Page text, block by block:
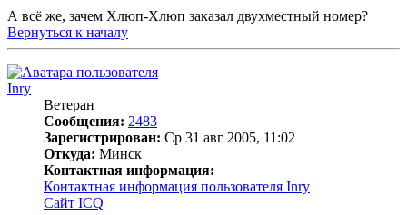
А всё же, зачем Хлюп-Хлюп заказал двухместный номер?
Вернуться к началу
Inry
Ветеран
Сообщения: 2483
Зарегистрирован: Ср 31 авг 2005, 11:02
Откуда: Минск
Контактная информация:
Контактная информация пользователя Inry
Сайт ICQ